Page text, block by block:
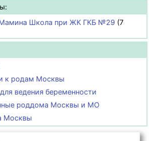
Школа при ЖК ГКБ №29 (7
к родам Москвы
ведения беременности
роддома Москвы и МО
Москвы